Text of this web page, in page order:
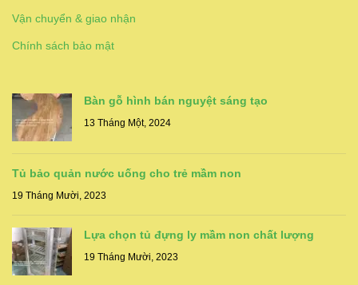
Vận chuyển & giao nhận
Chính sách bảo mật
Bàn gỗ hình bán nguyệt sáng tạo
13 Tháng Một, 2024
Tủ bảo quản nước uống cho trẻ mầm non
19 Tháng Mười, 2023
Lựa chọn tủ đựng ly mầm non chất lượng
19 Tháng Mười, 2023